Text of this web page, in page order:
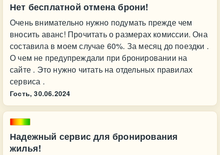
Нет бесплатной отмена брони!
Очень внимательно нужно подумать прежде чем
вносить аванс! Прочитать о размерах комиссии. Она
составила в моем случае 60%. За месяц до поездки .
О чем не предупреждали при бронировании на
сайте . Это нужно читать на отдельных правилах
сервиса .
Гость, 30.06.2024
Надежный сервис для бронирования
жилья!